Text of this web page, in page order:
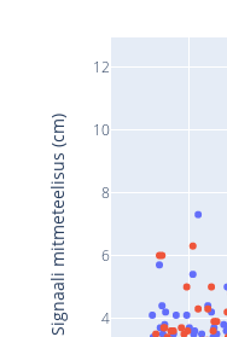
4
6
8
10
12
Signaali mitmeteelisus (cm)